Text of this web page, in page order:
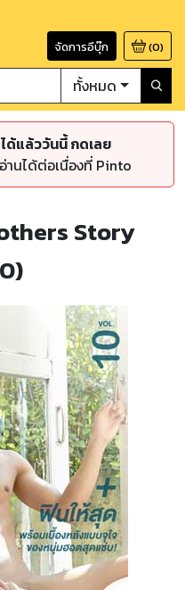
จัดการอีบุ๊ก (0)
ทั้งหมด
ด้แล้ววันนี้ กดเลย
นได้ต่อเนื่องที่ Pinto
Story